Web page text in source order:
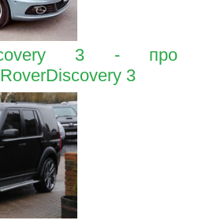
3 - про
3